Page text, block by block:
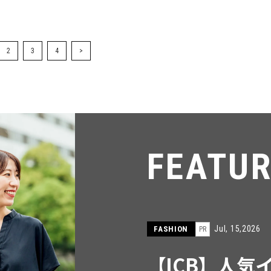
2 3 4 >
FASHION PR Jul, 15,2026
【ICB】人気